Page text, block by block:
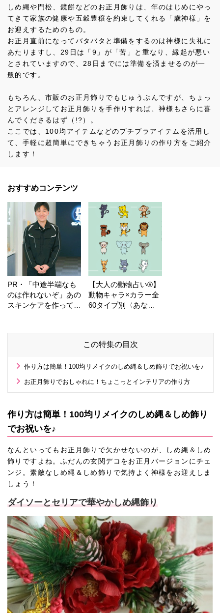
しめ縄や門松、鏡餅などのお正月飾りは、年のはじめにやっ
てきて家族の健康や五穀豊穣を約束してくれる「歳神様」を
お迎えするためのもの。
お正月直前になってバタバタと準備をするのは神様に失礼に
あたりますし、29日は「9」が「苦」と重なり、縁起が悪い
とされていますので、28日までには準備を済ませるのが一
般的です。
もちろん、市販のお正月飾りでもじゅうぶんですが、ちょっ
とアレンジしてお正月飾りを手作りすれば、神様もさらに喜
んでくださるはず（!?）。
ここでは、100均アイテムなどのプチプラアイテムを活用し
て、手軽に超簡単にできちゃうお正月飾りの作り方をご紹介
します！
おすすめコンテンツ
PR・「中途半端なも
のは作れないぞ」あの
スキンケアを作ってい
【大人の動物占い®】
動物キャラ×カラー全
60タイプ別〈あなた
この特集の目次
作り方は簡単！100均リメイクのしめ縄＆しめ飾りでお祝いを♪
お正月飾りでおしゃれに！ちょこっとインテリアの作り方
作り方は簡単！100均リメイクのしめ縄＆しめ飾り
でお祝いを♪
なんといってもお正月飾りで欠かせないのが、しめ縄＆しめ
飾りですよね。ふだんの玄関デコをお正月バージョンにチェ
ンジ。素敵なしめ縄＆しめ飾りで気持よく神様をお迎えしま
しょう！
ダイソーとセリアで華やかしめ縄飾り